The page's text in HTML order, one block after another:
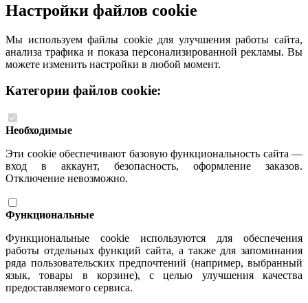
Настройки файлов cookie
Мы используем файлы cookie для улучшения работы сайта,
анализа трафика и показа персонализированной рекламы. Вы
можете изменить настройки в любой момент.
Категории файлов cookie:
Необходимые
Эти cookie обеспечивают базовую функциональность сайта —
вход в аккаунт, безопасность, оформление заказов.
Отключение невозможно.
Функциональные
Функциональные cookie используются для обеспечения
работы отдельных функций сайта, а также для запоминания
ряда пользовательских предпочтений (например, выбранный
язык, товары в корзине), с целью улучшения качества
предоставляемого сервиса.